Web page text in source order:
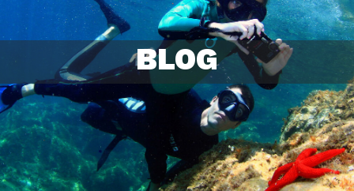
BLOG